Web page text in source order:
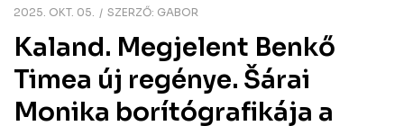
2025. OKT. 05. SZERZŐ: GABOR
Kaland. Megjelent Benkő
Timea új regénye. Šárai
Monika borítógrafikája a